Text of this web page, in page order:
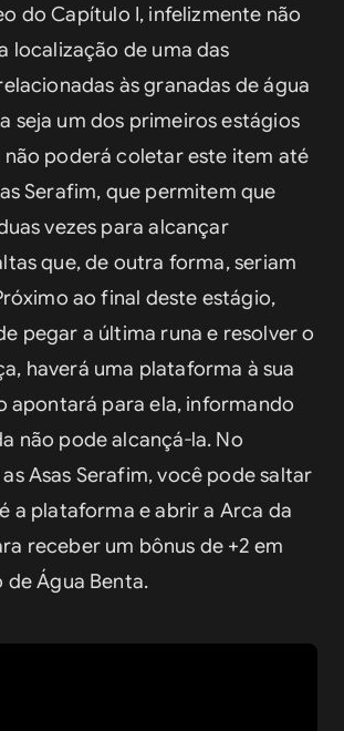
do Capítulo I, infelizmente não
localização de uma das
às granadas de água
seja um dos primeiros estágios
poderá coletar este item até
Serafim, que permitem que
vezes para alcançar
que, de outra forma, seriam
ao final deste estágio,
pegar a última runa e resolver o
haverá uma plataforma à sua
apontará para ela, informando
não pode alcançá-la. No
Asas Serafim, você pode saltar
a plataforma e abrir a Arca da
receber um bônus de +2 em
de Água Benta.